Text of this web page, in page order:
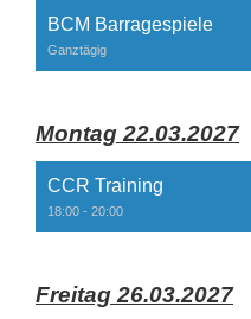
BCM Barragespiele
Ganztägig
Montag 22.03.2027
CCR Training
18:00 - 20:00
Freitag 26.03.2027